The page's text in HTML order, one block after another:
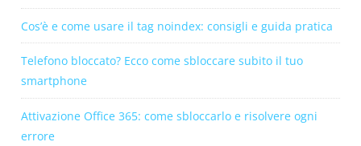
Cos’è e come usare il tag noindex: consigli e guida pratica
Telefono bloccato? Ecco come sbloccare subito il tuo
smartphone
Attivazione Office 365: come sbloccarlo e risolvere ogni
errore